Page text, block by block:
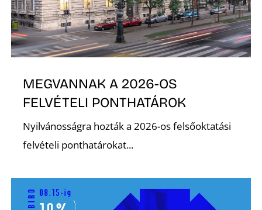
MEGVANNAK A 2026-OS
FELVÉTELI PONTHATÁROK
Nyilvánosságra hozták a 2026-os felsőoktatási
felvételi ponthatárokat...